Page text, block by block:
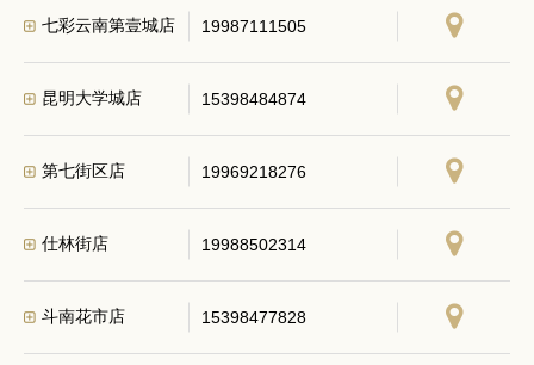
七彩云南第壹城店 19987111505
昆明大学城店 15398484874
第七街区店 19969218276
仕林街店 19988502314
斗南花市店 15398477828